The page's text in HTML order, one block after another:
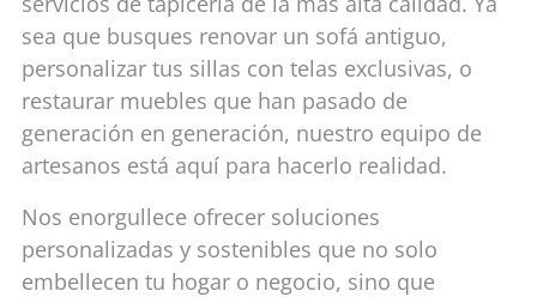
sea que busques renovar un sofá antiguo,
personalizar tus sillas con telas exclusivas, o
restaurar muebles que han pasado de
generación en generación, nuestro equipo de
artesanos está aquí para hacerlo realidad.
Nos enorgullece ofrecer soluciones
personalizadas y sostenibles que no solo
embellecen tu hogar o negocio, sino que